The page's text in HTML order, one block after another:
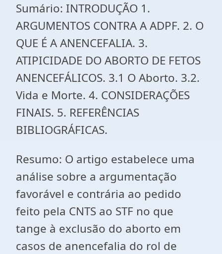
Sumário: INTRODUÇÃO 1.
ARGUMENTOS CONTRA A ADPF. 2. O
QUE É A ANENCEFALIA. 3.
ATIPICIDADE DO ABORTO DE FETOS
ANENCEFÁLICOS. 3.1 O Aborto. 3.2.
Vida e Morte. 4. CONSIDERAÇÕES
FINAIS. 5. REFERÊNCIAS
BIBLIOGRÁFICAS.
Resumo: O artigo estabelece uma
análise sobre a argumentação
favorável e contrária ao pedido
feito pela CNTS ao STF no que
tange à exclusão do aborto em
casos de anencefalia do rol de